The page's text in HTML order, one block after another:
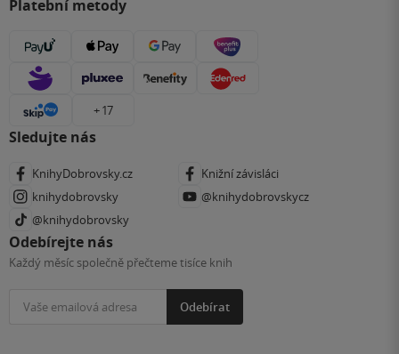
Platební metody
+ 17
Sledujte nás
KnihyDobrovsky.cz
Knižní závisláci
knihydobrovsky
@knihydobrovskycz
@knihydobrovsky
Odebírejte nás
Každý měsíc společně přečteme tisíce knih
Odebírat